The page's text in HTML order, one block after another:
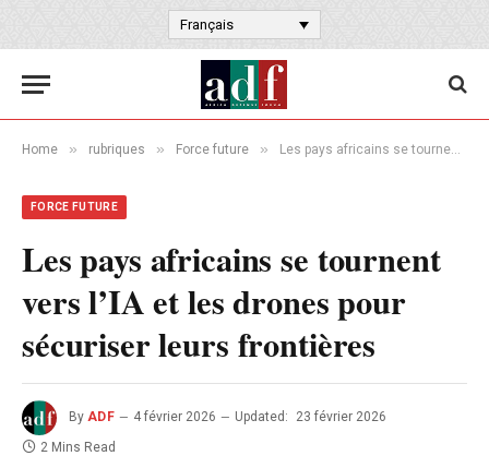
Français
Home » rubriques » Force future » Les pays africains se tournent vers l’IA et les drones pour sécuriser leurs frontières
FORCE FUTURE
Les pays africains se tournent
vers l’IA et les drones pour
sécuriser leurs frontières
By ADF 4 février 2026 Updated:
23 février 2026
2 Mins Read